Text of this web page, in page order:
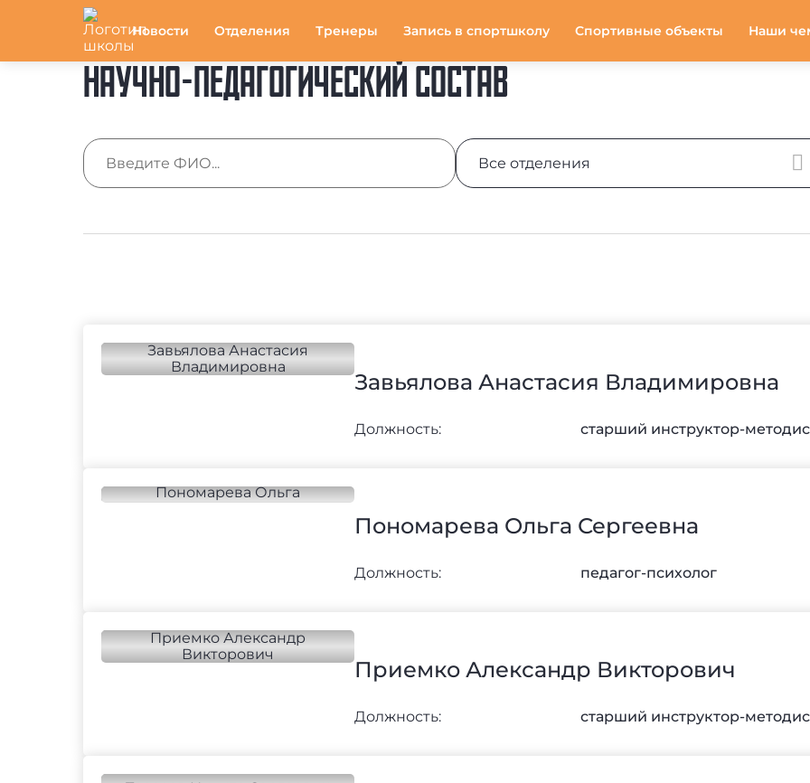
Новости Отделения Тренеры Запись в спортшколу Спортивные объекты Наши
НАУЧНО-ПЕДАГОГИЧЕСКИЙ СОСТАВ
Завьялова Анастасия Владимировна
Должность: старший инструктор-
Пономарева Ольга Сергеевна
Должность: педагог-психолог
Приемко Александр Викторович
Должность: старший инструктор-